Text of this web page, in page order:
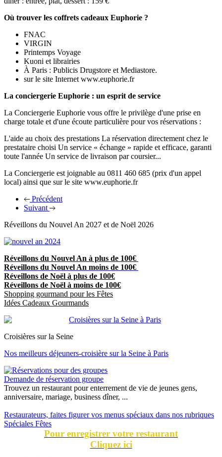
Où trouver les coffrets cadeaux Euphorie ?
FNAC
VIRGIN
Printemps Voyage
Kuoni et librairies
À Paris : Publicis Drugstore et Mediastore.
sur le site Internet www.euphorie.fr
La conciergerie Euphorie : un esprit de service
La Conciergerie Euphorie vous offre le privilège d'une prise en
charge totale et d'une écoute particulière pour vos réservations :
L'aide au choix des prestations La réservation directement chez le
prestataire choisi Un service « échange » rapide et efficace, garanti
toute l'année Un service de livraison par coursier...
La Conciergerie est joignable au 0811 460 685 (prix d'un appel
local) ainsi que sur le site www.euphorie.fr
Précédent
Suivant
Réveillons du Nouvel An 2027 et de Noël 2026
Réveillons du Nouvel An à plus de 100€
Réveillons du Nouvel An moins de 100€
Réveillons de Noël à plus de 100€
Réveillons de Noël à moins de 100€
Shopping gourmand pour les Fêtes
Idées Cadeaux Gourmands
Croisières sur la Seine
Nos meilleurs déjeuners-croisière sur la Seine à Paris
Demande de réservation groupe
Trouvez un restaurant pour enterrement de vie de jeunes gens,
anniversaire, mariage, business dîner, ...
Restaurateurs, faites figurer vos menus spéciaux dans nos rubriques
Spéciales Fêtes
Pour enregistrer votre restaurant
Cliquez ici